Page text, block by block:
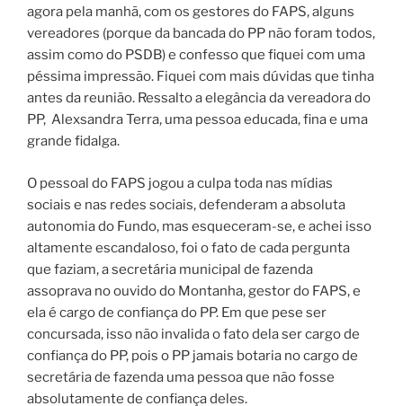
agora pela manhã, com os gestores do FAPS, alguns
vereadores (porque da bancada do PP não foram todos,
assim como do PSDB) e confesso que fiquei com uma
péssima impressão. Fiquei com mais dúvidas que tinha
antes da reunião. Ressalto a elegância da vereadora do
PP, Alexsandra Terra, uma pessoa educada, fina e uma
grande fidalga.
O pessoal do FAPS jogou a culpa toda nas mídias
sociais e nas redes sociais, defenderam a absoluta
autonomia do Fundo, mas esqueceram-se, e achei isso
altamente escandaloso, foi o fato de cada pergunta
que faziam, a secretária municipal de fazenda
assoprava no ouvido do Montanha, gestor do FAPS, e
ela é cargo de confiança do PP. Em que pese ser
concursada, isso não invalida o fato dela ser cargo de
confiança do PP, pois o PP jamais botaria no cargo de
secretária de fazenda uma pessoa que não fosse
absolutamente de confiança deles.